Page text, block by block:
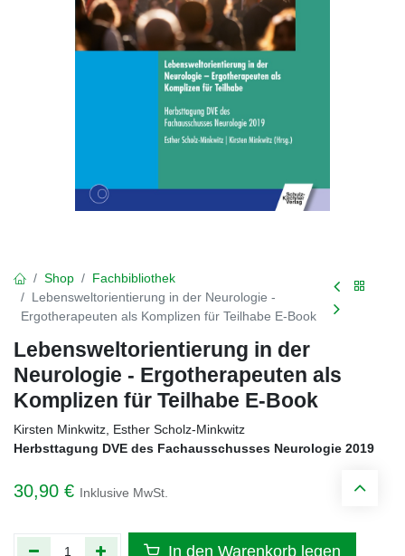
Shop
Fachbibliothek
Lebensweltorientierung in der Neurologie -
Ergotherapeuten als Komplizen für Teilhabe E-Book
Lebensweltorientierung in der
Neurologie - Ergotherapeuten als
Komplizen für Teilhabe E-Book
Kirsten Minkwitz, Esther Scholz-Minkwitz
Herbsttagung DVE des Fachausschusses Neurologie 2019
30,90 € Inklusive MwSt.
In den Warenkorb legen